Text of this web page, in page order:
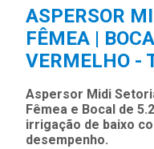
ASPERSOR
FÊMEA |
VERMELHO -
Aspersor Midi
Fêmea e Bocal de
irrigação de baixo
desempenho.